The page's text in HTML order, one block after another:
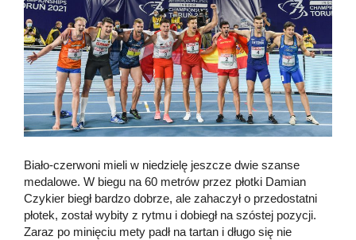
Biało-czerwoni mieli w niedzielę jeszcze dwie szanse
medalowe. W biegu na 60 metrów przez płotki Damian
Czykier biegł bardzo dobrze, ale zahaczył o przedostatni
płotek, został wybity z rytmu i dobiegł na szóstej pozycji.
Zaraz po minięciu mety padł na tartan i długo się nie